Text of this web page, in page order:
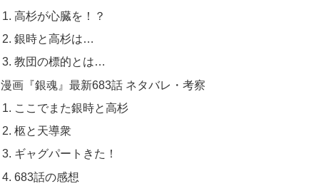
高杉が心臓を！？
銀時と高杉は…
教団の標的とは…
漫画『銀魂』最新683話 ネタバレ・考察
ここでまた銀時と高杉
柩と天導衆
ギャグパートきた！
683話の感想